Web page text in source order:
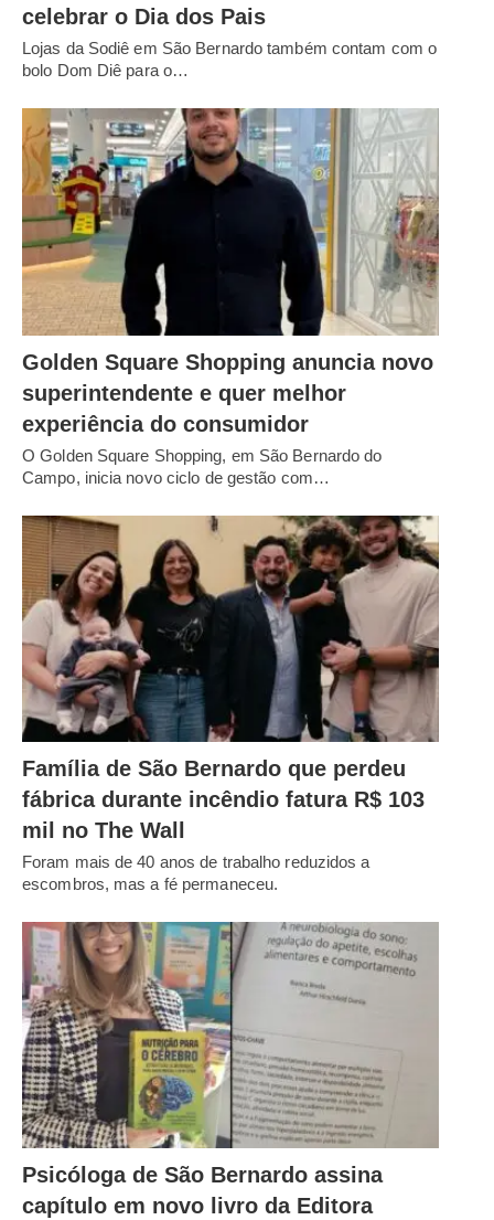
celebrar o Dia dos Pais
Lojas da Sodiê em São Bernardo também contam com o
bolo Dom Diê para o…
Golden Square Shopping anuncia novo
superintendente e quer melhor
experiência do consumidor
O Golden Square Shopping, em São Bernardo do
Campo, inicia novo ciclo de gestão com…
Família de São Bernardo que perdeu
fábrica durante incêndio fatura R$ 103
mil no The Wall
Foram mais de 40 anos de trabalho reduzidos a
escombros, mas a fé permaneceu.
Psicóloga de São Bernardo assina
capítulo em novo livro da Editora